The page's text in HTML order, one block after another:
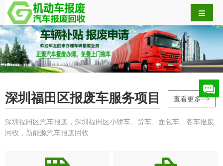
深圳福田区报废车服务项目
深圳福田区汽车报废，深圳福田区小轿车、货车、面包车、客车报废
回收，新能源汽车报废回收
查看更多-->